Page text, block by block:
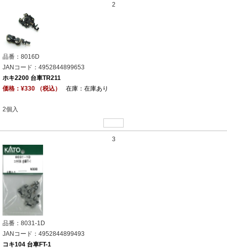
2
品番：8016D
JANコード：4952844899653
ホキ2200 台車TR211
価格：¥330 （税込）
在庫：在庫あり
2個入
3
品番：8031-1D
JANコード：4952844899493
コキ104 台車FT-1